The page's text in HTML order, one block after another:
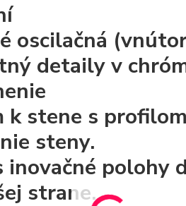
oscilačná
detaily v
k stene s
steny.
inovačné polohy
strane.